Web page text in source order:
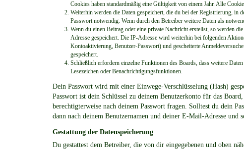
Cookies haben standardmäßig eine Gültigkeit von einem Jahr. Alle
Weiterhin werden die Daten gespeichert, die du bei der Registrierung,
Passwort notwendig. Wenn durch den Betreiber weitere Daten als
Wenn du einen Beitrag oder eine private Nachricht erstellst, so werden
Adresse gespeichert. Die IP-Adresse wird weiterhin bei folgenden
Kontoaktivierung, Benutzer-Passwort) und gescheiterte
gespeichert.
Schließlich erfordern einzelne Funktionen des Boards, dass weitere
Lesezeichen oder Benachrichtigungsfunktionen.
Dein Passwort wird mit einer Einwege-Verschlüsselung (Hash)
Passwort ist dein Schlüssel zu deinem Benutzerkonto für das
berechtigterweise nach deinem Passwort fragen. Solltest du dein
dann nach deinem Benutzernamen und deiner E-Mail-Adresse und
Gestattung der Datenspeicherung
Du gestattest dem Betreiber, die von dir eingegebenen und oben